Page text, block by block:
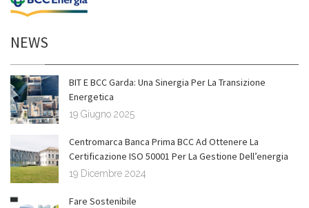
NEWS
BIT E BCC Garda: Una Sinergia Per La Transizione
Energetica
19 Giugno 2025
Centromarca Banca Prima BCC Ad Ottenere La
Certificazione ISO 50001 Per La Gestione Dell’energia
19 Dicembre 2024
Fare Sostenibile